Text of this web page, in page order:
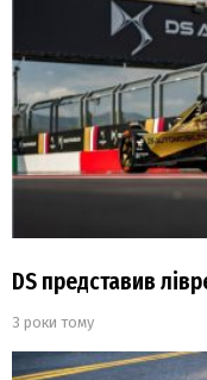
DS представив
3 роки тому